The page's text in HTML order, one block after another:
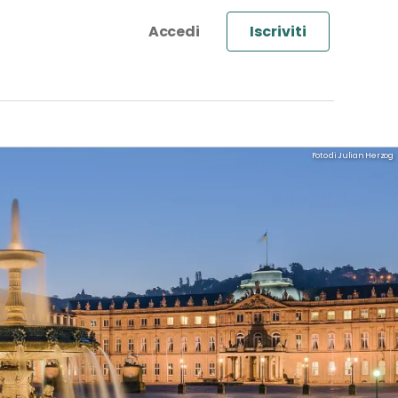
Iscriviti
Foto di Julian Herzog